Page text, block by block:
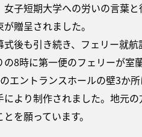
女子短期大学への労いの言葉
が贈呈されました。
式後も引き続き、フェリー就
の8時に第一便のフェリーが室
エントランスホールの壁3か
により制作されました。地元
とを願っています。